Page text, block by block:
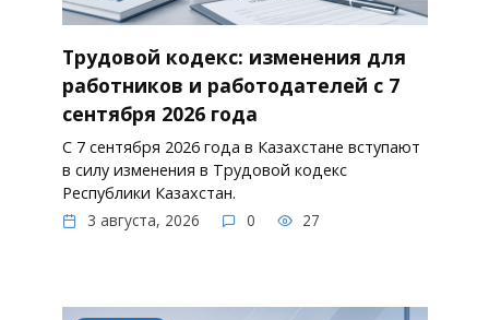
Трудовой кодекс: изменения для
работников и работодателей с 7
сентября 2026 года
С 7 сентября 2026 года в Казахстане вступают
в силу изменения в Трудовой кодекс
Республики Казахстан.
3 августа, 2026
0 27